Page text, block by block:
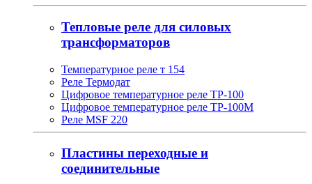
Тепловые реле для силовых
трансформаторов
Температурное реле т 154
Реле Термодат
Цифровое температурное реле ТР-100
Цифровое температурное реле ТР-100М
Реле MSF 220
Пластины переходные и
соединительные